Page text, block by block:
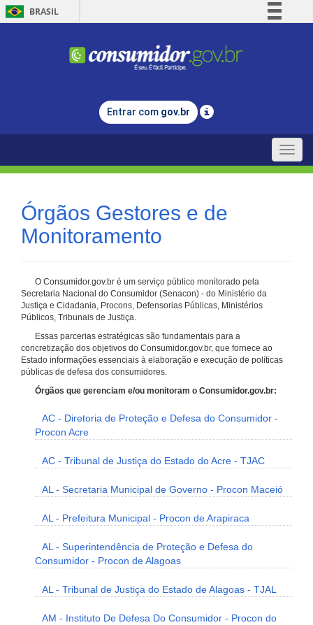
BRASIL
Comunica BR
Legislação
Entrar com gov.br
Toggle
Órgãos Gestores e de
Monitoramento
O Consumidor.gov.br é um serviço público monitorado pela
Secretaria Nacional do Consumidor (Senacon) - do Ministério da
Justiça e Cidadania, Procons, Defensorias Públicas, Ministérios
Públicos, Tribunais de Justiça.
Essas parcerias estratégicas são fundamentais para a
concretização dos objetivos do Consumidor.gov.br, que fornece ao
Estado informações essenciais à elaboração e execução de políticas
públicas de defesa dos consumidores.
Órgãos que gerenciam e/ou monitoram o Consumidor.gov.br:
AC - Diretoria de Proteção e Defesa do Consumidor -
Procon Acre
AC - Tribunal de Justiça do Estado do Acre - TJAC
AL - Secretaria Municipal de Governo - Procon Maceió
AL - Prefeitura Municipal - Procon de Arapiraca
AL - Superintendência de Proteção e Defesa do
Consumidor - Procon de Alagoas
AL - Tribunal de Justiça do Estado de Alagoas - TJAL
AM - Instituto De Defesa Do Consumidor - Procon do